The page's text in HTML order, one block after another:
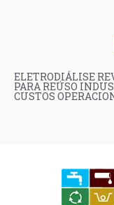
ELETRODIÁLISE
PARA REÚSO
CUSTOS